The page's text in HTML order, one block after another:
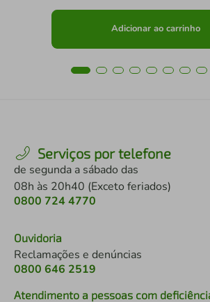
Adicionar ao carrinho
Serviços por telefone
de segunda a sábado das
08h às 20h40 (Exceto feriados)
0800 724 4770
Ouvidoria
Reclamações e denúncias
0800 646 2519
Atendimento a pessoas com